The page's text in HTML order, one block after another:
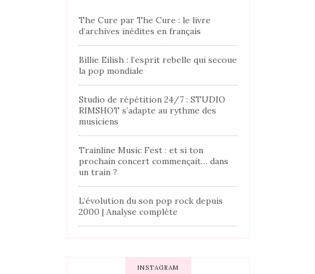
The Cure par The Cure : le livre
d’archives inédites en français
Billie Eilish : l’esprit rebelle qui secoue
la pop mondiale
Studio de répétition 24/7 : STUDIO
RIMSHOT s’adapte au rythme des
musiciens
Trainline Music Fest : et si ton
prochain concert commençait… dans
un train ?
L’évolution du son pop rock depuis
2000 | Analyse complète
INSTAGRAM